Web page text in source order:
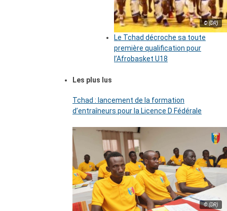
© (DR)
Le Tchad décroche sa toute
première qualification pour
l’Afrobasket U18
Les plus lus
Tchad : lancement de la formation
d’entraîneurs pour la Licence D Fédérale
© (DR)